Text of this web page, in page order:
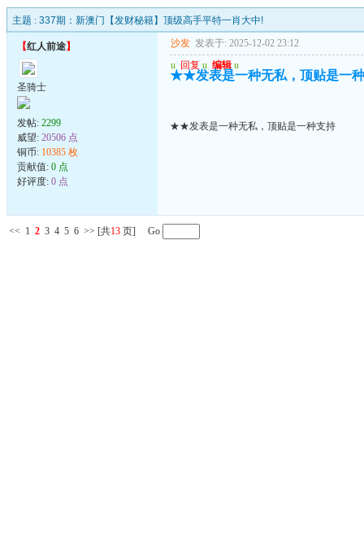
主题 : 337期：新澳门【发财秘籍】顶级高手平特一肖大中!
【红人前途】
圣骑士
发帖: 2299
威望: 20506 点
铜币: 10385 枚
贡献值: 0 点
好评度: 0 点
沙发 发表于: 2025-12-02 23:12
u 回复 u 编辑 u
★★发表是一种无私，顶贴是一
★★发表是一种无私，顶贴是一种支持
<< 1 2 3 4 5 6 >> [共13 页] Go